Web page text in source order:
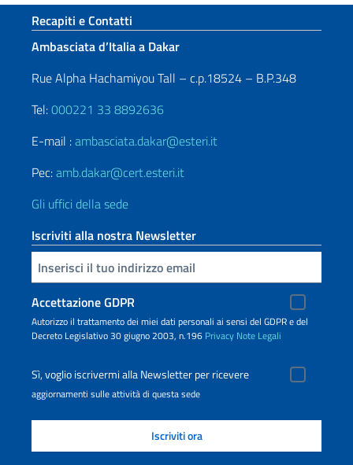
Sezione footer
Recapiti e Contatti
Ambasciata d’Italia a Dakar
Rue Alpha Hachamiyou Tall – c.p.18524 – B.P.348
Tel:000221 33 8892636
E-mail :ambasciata.dakar@esteri.it
Pec:amb.dakar@cert.esteri.it
Gli uffici della sede
Iscriviti alla nostra Newsletter
Inserisci la tua email
Accettazione GDPR
Autorizzo il trattamento dei miei dati personali ai sensi del GDPR e del
Decreto Legislativo 30 giugno 2003, n.196 Privacy Note Legali
Sì, voglio iscrivermi alla Newsletter per ricevere
aggiornamenti sulle attività di questa sede